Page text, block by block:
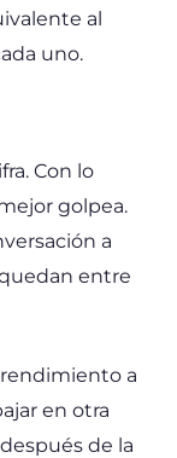
al
uno.
Con lo
golpea.
a
entre
a
en otra
de la